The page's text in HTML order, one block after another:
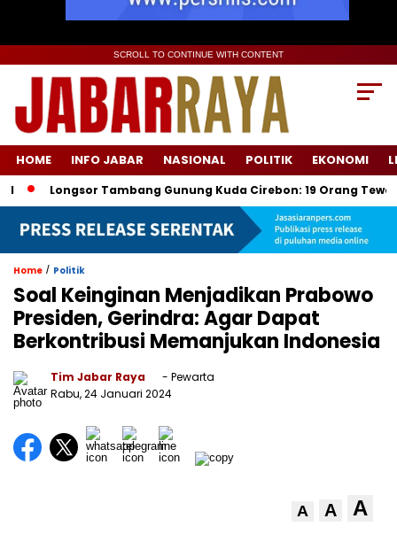
SCROLL TO CONTINUE WITH CONTENT
HOME INFO JABAR NASIONAL POLITIK EKONOMI
Longsor Tambang Gunung Kuda Cirebon: 19 Orang Tewas, Dua
Home / Politik
Soal Keinginan Menjadikan Prabowo
Presiden, Gerindra: Agar Dapat
Berkontribusi Memanjukan Indonesia
Tim Jabar Raya
- Pewarta
Rabu, 24 Januari 2024
A A A